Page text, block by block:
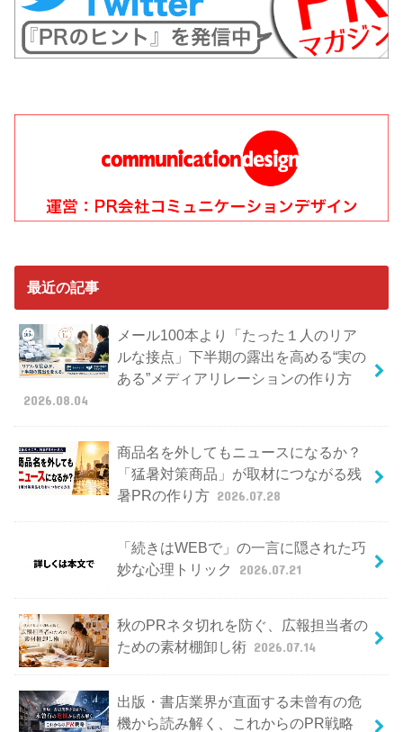
最近の記事
メール100本より「たった１人のリア
ルな接点」下半期の露出を高める“実の
ある”メディアリレーションの作り方
2026.08.04
商品名を外してもニュースになるか？
「猛暑対策商品」が取材につながる残
暑PRの作り方 2026.07.28
「続きはWEBで」の一言に隠された巧
妙な心理トリック
2026.07.21
秋のPRネタ切れを防ぐ、広報担当者の
ための素材棚卸し術 2026.07.14
出版・書店業界が直面する未曾有の危
機から読み解く、これからのPR戦略